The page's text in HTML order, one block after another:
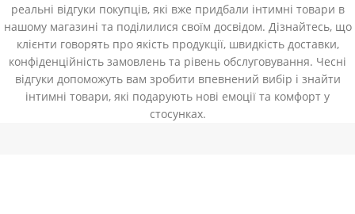
реальні відгуки покупців, які вже придбали інтимні товари в
нашому магазині та поділилися своїм досвідом. Дізнайтесь, що
клієнти говорять про якість продукції, швидкість доставки,
конфіденційність замовлень та рівень обслуговування. Чесні
відгуки допоможуть вам зробити впевнений вибір і знайти
інтимні товари, які подарують нові емоції та комфорт у
стосунках.